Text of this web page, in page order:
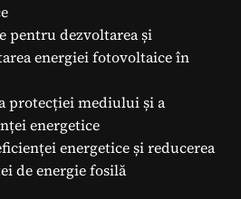
pentru dezvoltarea și
energiei fotovoltaice în
protecției mediului și a
energetice
energetice și reducerea
de energie fosilă